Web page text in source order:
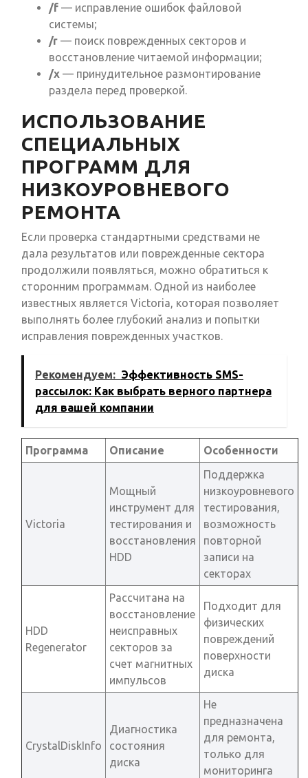
/f — исправление ошибок файловой
системы;
/r — поиск поврежденных секторов и
восстановление читаемой информации;
/x — принудительное размонтирование
раздела перед проверкой.
ИСПОЛЬЗОВАНИЕ
СПЕЦИАЛЬНЫХ
ПРОГРАММ ДЛЯ
НИЗКОУРОВНЕВОГО
РЕМОНТА
Если проверка стандартными средствами не
дала результатов или поврежденные сектора
продолжили появляться, можно обратиться к
сторонним программам. Одной из наиболее
известных является Victoria, которая позволяет
выполнять более глубокий анализ и попытки
исправления поврежденных участков.
Рекомендуем: Эффективность SMS-
рассылок: Как выбрать верного партнера
для вашей компании
Программа Описание Особенности
Victoria
Мощный
инструмент для
тестирования и
восстановления
HDD
Поддержка
низкоуровневого
тестирования,
возможность
повторной
записи на
секторах
HDD
Regenerator
Рассчитана на
восстановление
неисправных
секторов за
счет магнитных
импульсов
Подходит для
физических
повреждений
поверхности
диска
CrystalDiskInfo
Диагностика
состояния
диска
Не
предназначена
для ремонта,
только для
мониторинга